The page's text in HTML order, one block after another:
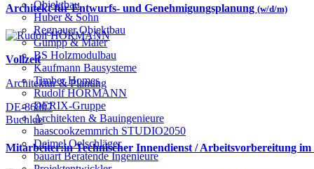
Objektbau
Huber & Sohn
Regnauer Objektbau
Gumpp & Maier
BS Holzmodulbau
Kaufmann Bausysteme
Timber Homes
Rudolf HÖRMANN
DERIX-Gruppe
Architekten & Bauingenieure
haascookzemmrich STUDIO2050
Deimel Oelschläger
bauart Beratende Ingenieure
Architekt für Entwurfs- und Genehmigungsplanung (w/d/m)
Vollzeit
Architektur & Planung
DE-86807
Buchloe
Mitarbeiter:in Technischer Innendienst / Arbeitsvorbereitung im